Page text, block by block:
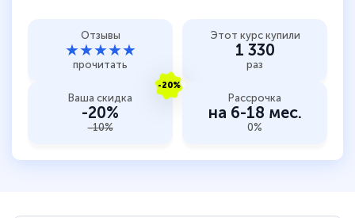
Отзывы
★★★★★
прочитать
Этот курс купили
1 330
раз
-20%
Ваша скидка
-20%
-10%
Рассрочка
на 6-18 мес.
0%